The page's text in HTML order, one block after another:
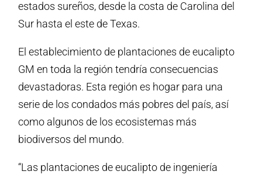
estados sureños, desde la costa de Carolina del
Sur hasta el este de Texas.
El establecimiento de plantaciones de eucalipto
GM en toda la región tendría consecuencias
devastadoras. Esta región es hogar para una
serie de los condados más pobres del país, así
como algunos de los ecosistemas más
biodiversos del mundo.
“Las plantaciones de eucalipto de ingeniería